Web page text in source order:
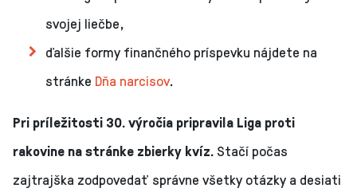
svojej liečbe,
ďalšie formy finančného príspevku nájdete na
stránke Dňa narcisov.
Pri príležitosti 30. výročia pripravila Liga proti
rakovine na stránke zbierky kvíz. Stačí počas
zajtrajška zodpovedať správne všetky otázky a desiati